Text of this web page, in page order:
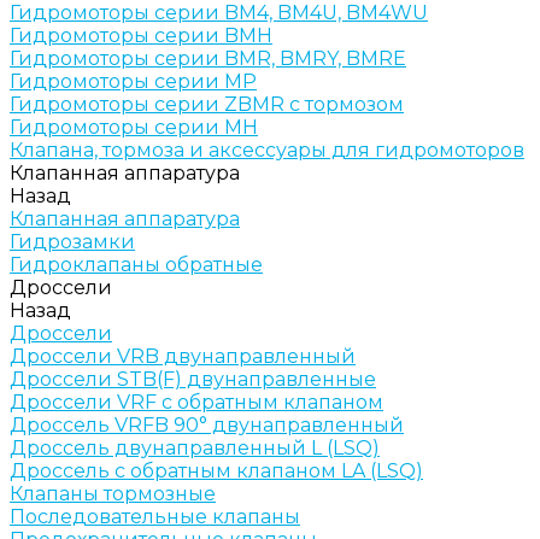
Гидромоторы серии BМ4, BM4U, BМ4WU
Гидромоторы серии BМH
Гидромоторы серии BМR, BMRY, BМRE
Гидромоторы серии MP
Гидромоторы серии ZBMR с тормозом
Гидромоторы серии МH
Клапана, тормоза и аксессуары для гидромоторов
Клапанная аппаратура
Назад
Клапанная аппаратура
Гидрозамки
Гидроклапаны обратные
Дроссели
Назад
Дроссели
Дроссели VRB двунаправленный
Дроссели STB(F) двунаправленные
Дроссели VRF с обратным клапаном
Дроссель VRFB 90° двунаправленный
Дроссель двунаправленный L (LSQ)
Дроссель с обратным клапаном LA (LSQ)
Клапаны тормозные
Последовательные клапаны